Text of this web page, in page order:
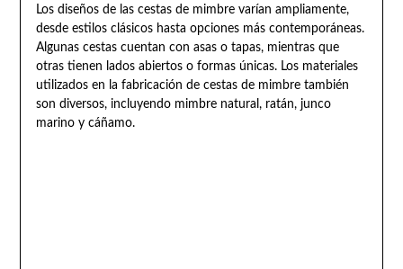
Los diseños de las cestas de mimbre varían ampliamente,
desde estilos clásicos hasta opciones más contemporáneas.
Algunas cestas cuentan con asas o tapas, mientras que
otras tienen lados abiertos o formas únicas. Los materiales
utilizados en la fabricación de cestas de mimbre también
son diversos, incluyendo mimbre natural, ratán, junco
marino y cáñamo.